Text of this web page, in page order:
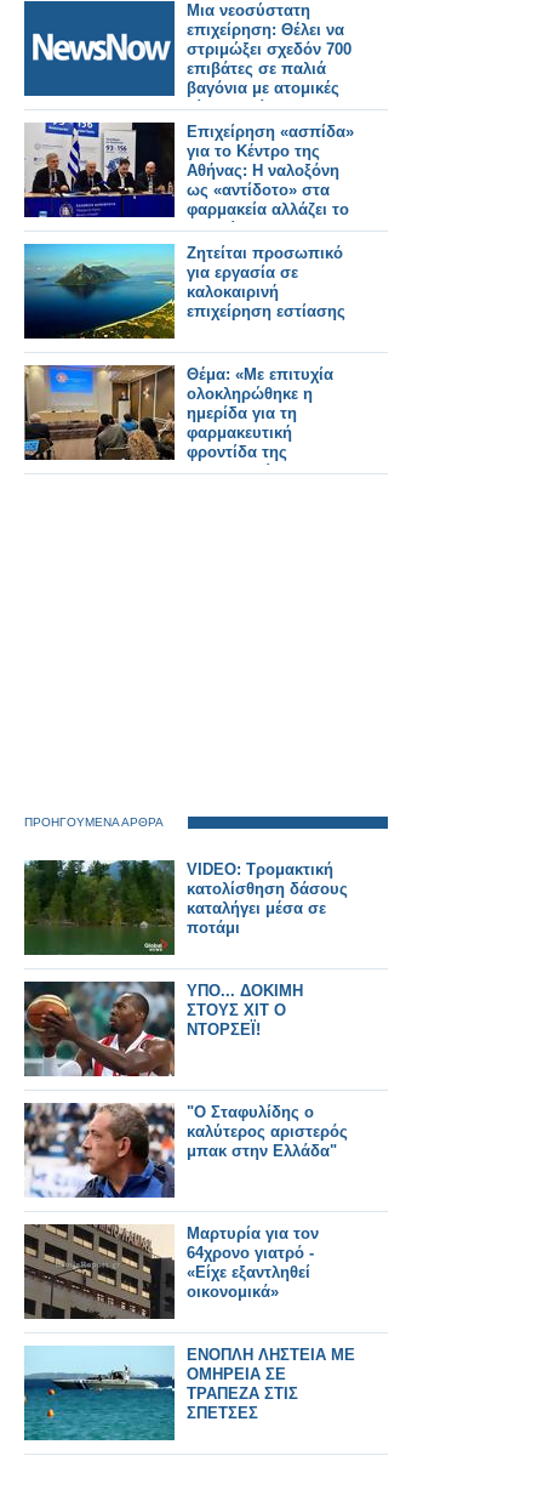
Μια νεοσύστατη
επιχείρηση: Θέλει να
στριμώξει σχεδόν 700
επιβάτες σε παλιά
βαγόνια με ατομικές
μίνι καμπίνες για να
μειώσει την τιμή!
Επιχείρηση «ασπίδα»
για το Κέντρο της
Αθήνας: Η ναλοξόνη
ως «αντίδοτο» στα
φαρμακεία αλλάζει το
παιχνίδι
Ζητείται προσωπικό
για εργασία σε
καλοκαιρινή
επιχείρηση εστίασης
Θέμα: «Με επιτυχία
ολοκληρώθηκε η
ημερίδα για τη
φαρμακευτική
φροντίδα της
παχυσαρκίας που
ΠΡΟΗΓΟΥΜΕΝΑ ΑΡΘΡΑ
VIDEO: Τρομακτική
κατολίσθηση δάσους
καταλήγει μέσα σε
ποτάμι
ΥΠΟ... ΔΟΚΙΜΗ
ΣΤΟΥΣ ΧΙΤ Ο
ΝΤΟΡΣΕΪ!
"Ο Σταφυλίδης ο
καλύτερος αριστερός
μπακ στην Ελλάδα"
Μαρτυρία για τον
64χρονο γιατρό -
«Eίχε εξαντληθεί
οικονομικά»
ΕΝΟΠΛΗ ΛΗΣΤΕΙΑ ΜΕ
ΟΜΗΡΕΙΑ ΣΕ
ΤΡΑΠΕΖΑ ΣΤΙΣ
ΣΠΕΤΣΕΣ